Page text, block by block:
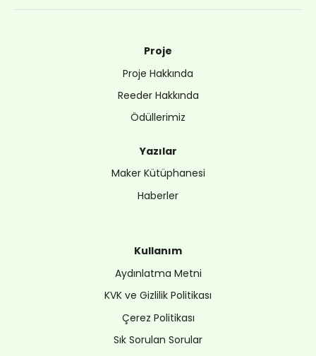
Proje
Proje Hakkında
Reeder Hakkında
Ödüllerimiz
Yazılar
Maker Kütüphanesi
Haberler
Kullanım
Aydınlatma Metni
KVK ve Gizlilik Politikası
Çerez Politikası
Sık Sorulan Sorular